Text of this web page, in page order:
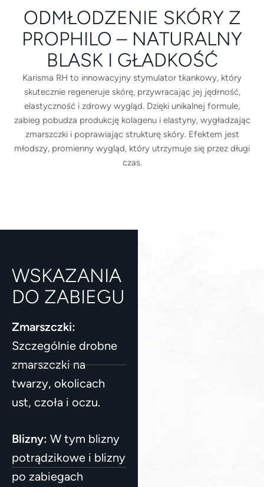
ODMŁODZENIE SKÓRY Z
PROPHILO – NATURALNY
BLASK I GŁADKOŚĆ
Karisma RH to innowacyjny stymulator tkankowy, który
skutecznie regeneruje skórę, przywracając jej jędrność,
elastyczność i zdrowy wygląd. Dzięki unikalnej formule,
zabieg pobudza produkcję kolagenu i elastyny, wygładzając
zmarszczki i poprawiając strukturę skóry. Efektem jest
młodszy, promienny wygląd, który utrzymuje się przez długi
czas.
WSKAZANIA
DO ZABIEGU
Zmarszczki:
Szczególnie drobne
zmarszczki na
twarzy, okolicach
ust, czoła i oczu.
Blizny: W tym blizny
potrądzikowe i blizny
po zabiegach